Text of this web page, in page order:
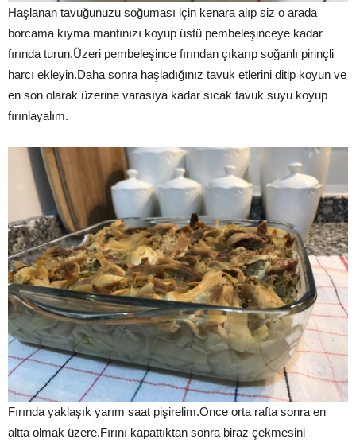
Haşlanan tavuğunuzu soğuması için kenara alıp siz o arada
borcama kıyma mantınızı koyup üstü pembeleşinceye kadar
fırında turun.Üzeri pembeleşince fırından çıkarıp soğanlı pirinçli
harcı ekleyin.Daha sonra haşladığınız tavuk etlerini ditip koyun ve
en son olarak üzerine varasıya kadar sıcak tavuk suyu koyup
fırınlayalım.
Fırında yaklaşık yarım saat pişirelim.Önce orta rafta sonra en
altta olmak üzere.Fırını kapattıktan sonra biraz çekmesini